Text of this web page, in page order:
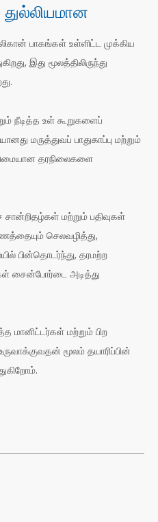
துல்லியமான
பாகங்கள் உள்ளிட்ட முக்கிய
இது மூலத்திலிருந்து
நீடித்த உள் கூறுகளைப்
மருத்துவப் பாதுகாப்பு மற்றும்
தரநிலைகளை
மற்றும் பதிவுகள்
செலவழித்து,
பின்தொடர்ந்து, தரமற்ற
சைன்போர்டை அடித்து
மற்றும் பிற
மூலம் தயாரிப்பின்